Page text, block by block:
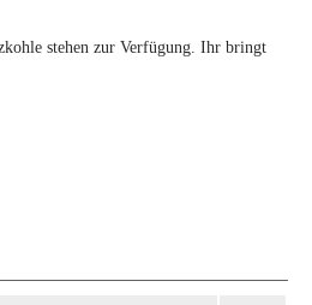
stehen zur Verfügung. Ihr bringt